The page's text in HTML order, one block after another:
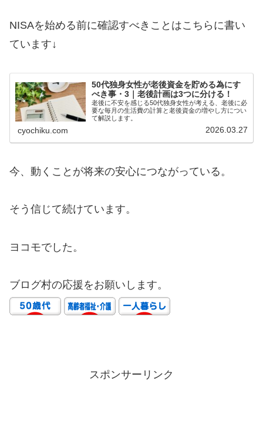
NISAを始める前に確認すべきことはこちらに書い
ています↓
50代独身女性が老後資金を貯める為にす
べき事・3｜老後計画は3つに分ける！
老後に不安を感じる50代独身女性が考える、老後に必
要な毎月の生活費の計算と老後資金の増やし方につい
て解説します。
cyochiku.com 2026.03.27
今、動くことが将来の安心につながっている。
そう信じて続けています。
ヨコモでした。
ブログ村の応援をお願いします。
スポンサーリンク